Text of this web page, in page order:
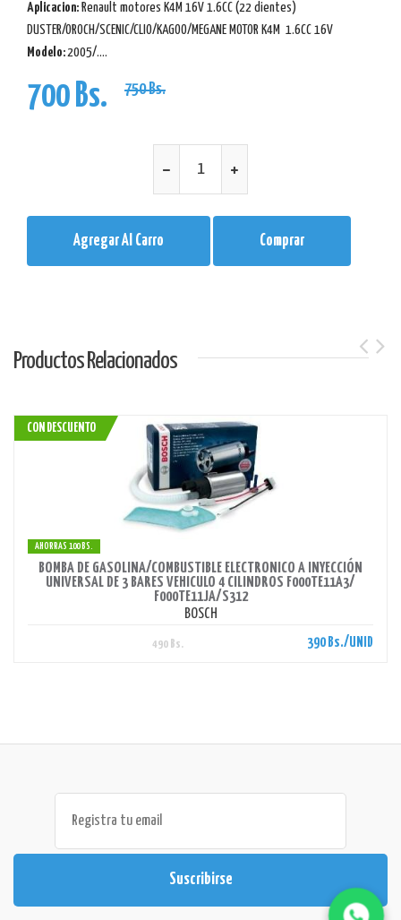
Aplicacion: Renault motores K4M 16V 1.6CC (22 dientes)
DUSTER/OROCH/SCENIC/CLIO/KAGOO/MEGANE MOTOR K4M 1.6CC 16V
Modelo:2005/....
700 Bs. 750 Bs.
Agregar Al Carro Comprar
Productos Relacionados
CON DESCUENTO
AHORRAS 100 BS.
BOMBA DE GASOLINA/COMBUSTIBLE ELECTRONICO A INYECCIÓN
UNIVERSAL DE 3 BARES VEHICULO 4 CILINDROS F000TE11A3/
F000TE11JA/S312
BOSCH
490 Bs. 390 Bs./UNID
Suscribirse